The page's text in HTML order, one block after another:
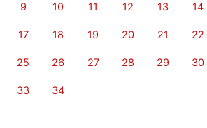
9 10 11 12 13 14
17 18 19 20 21 22
25 26 27 28 29 30
33 34